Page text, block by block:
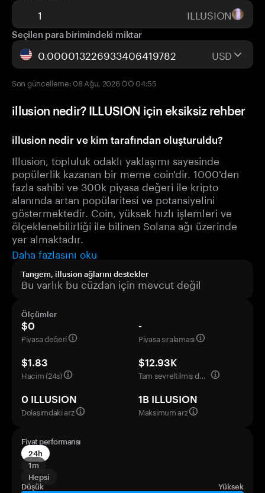
ILLUSION
Seçilen para birimindeki miktar
USD
Son güncelleme: 08 Ağu, 2026 ÖÖ 04:55
illusion nedir? ILLUSION için eksiksiz rehber
illusion nedir ve kim tarafından oluşturuldu?
Illusion, topluluk odaklı yaklaşımı sayesinde
popülerlik kazanan bir meme coin'dir. 1000'den
fazla sahibi ve 300k piyasa değeri ile kripto
alanında artan popülaritesi ve potansiyelini
göstermektedir. Coin, yüksek hızlı işlemleri ve
ölçeklenebilirliği ile bilinen Solana ağı üzerinde
yer almaktadır.
Daha fazlasını oku
Tangem, illusion ağlarını destekler
Bu varlık bu cüzdan için mevcut değil
Ölçümler
$0
Piyasa değeri
-
Piyasa sıralaması
$1.83
Hacim (24s)
$12.93K
Tam seyreltilmiş değerleme
0 ILLUSION
Dolaşımdaki arz
1B ILLUSION
Maksimum arz
Fiyat performansı
24h
1m
Hepsi
Düşük
Yüksek